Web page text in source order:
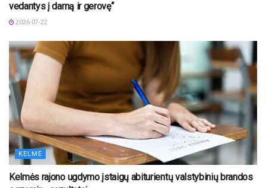
vedantys į darną ir gerovę“
2026-07-22
KELMĖ
Kelmės rajono ugdymo įstaigų abiturientų valstybinių brandos